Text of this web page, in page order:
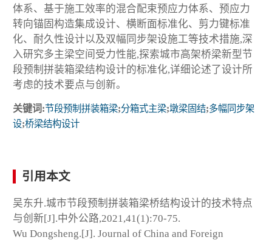
体系、基于施工效率的混合配束预应力体系、预应力
转向锚固构造集成设计、横断面标准化、剪力键标准
化、耐久性设计以及双幅同步架设施工等技术措施,深
入研究多主梁空间受力性能,探索城市高架桥梁新型节
段预制拼装箱梁结构设计的标准化,详细论述了设计所
考虑的技术要点与创新。
关键词:节段预制拼装箱梁;分箱式主梁;墩梁固结;多幅同步架
设;桥梁结构设计
引用本文
吴东升.城市节段预制拼装箱梁桥结构设计的技术特点
与创新[J].中外公路,2021,41(1):70-75.
Wu Dongsheng.[J]. Journal of China and Foreign